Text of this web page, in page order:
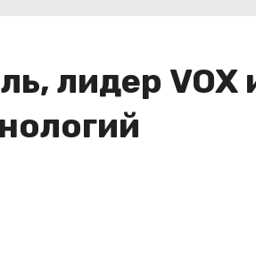
лидер VOX